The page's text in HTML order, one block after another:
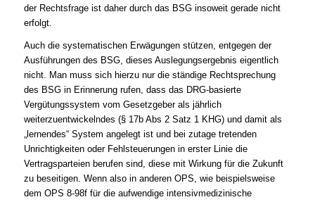
der Rechtsfrage ist daher durch das BSG insoweit gerade nicht
erfolgt.
Auch die systematischen Erwägungen stützen, entgegen der
Ausführungen des BSG, dieses Auslegungsergebnis eigentlich
nicht. Man muss sich hierzu nur die ständige Rechtsprechung
des BSG in Erinnerung rufen, dass das DRG-basierte
Vergütungssystem vom Gesetzgeber als jährlich
weiterzuentwickelndes (§ 17b Abs 2 Satz 1 KHG) und damit als
„lernendes“ System angelegt ist und bei zutage tretenden
Unrichtigkeiten oder Fehlsteuerungen in erster Linie die
Vertragsparteien berufen sind, diese mit Wirkung für die Zukunft
zu beseitigen. Wenn also in anderen OPS, wie beispielsweise
dem OPS 8-98f für die aufwendige intensivmedizinische